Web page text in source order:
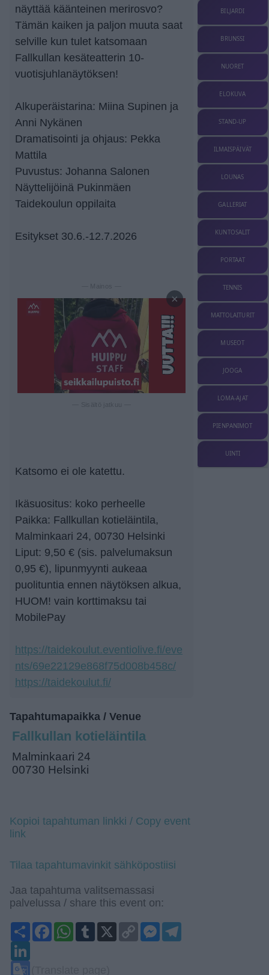
näyttää käänteinen merirosvo?
Tämän kaiken ja paljon muuta saat
selville kun tulet katsomaan
Fallkullan kesäteatterin 10-
vuotisjuhlanäytöksen!
Alkuperäistarina: Miina Supinen ja
Anni Nykänen
Dramatisointi ja ohjaus: Pekka
Mattila
Puvustus: Johanna Salonen
Näyttelijöinä Pukinmäen
Taidekoulun oppilaita
Esitykset 30.6.-12.7.2026
— Mainos —
×
Katsomo ei ole katettu.
Ikäsuositus: koko perheelle
Paikka: Fallkullan kotieläintila,
Malminkaari 24, 00730 Helsinki
Liput: 9,50 € (sis. palvelumaksun
0,95 €), lipunmyynti aukeaa
puolituntia ennen näytöksen alkua,
HUOM! vain korttimaksu tai
MobilePay
https://taidekoulut.eventiolive.fi/eve
nts/69e22129e868f75d008b458c/
https://taidekoulut.fi/
Tapahtumapaikka / Venue
Fallkullan kotieläintila
Malminkaari 24
00730 Helsinki
Kopioi tapahtuman linkki / Copy event
link
Tilaa tapahtumavinkit sähköpostiisi
Jaa tapahtuma valitsemassasi
palvelussa / share this event on:
ShareFacebookWhatsApp
Tumblr
X
Copy
Link
Messenger
BILJARDI
BRUNSSI
NUORET
ELOKUVA
STAND-UP
ILMAISPÄIVÄT
LOUNAS
GALLERIAT
KUNTOSALIT
PORTAAT
TENNIS
MATTOLAITURIT
MUSEOT
JOOGA
LOMA-AJAT
PIENPANIMOT
UINTI